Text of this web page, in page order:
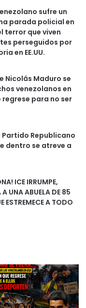
sufre un
parada policial en
terror que viven
perseguidos por
en EE.UU.
Nicolás Maduro se
venezolanos en
regrese para no ser
Republicano
dentro se atreve a
ICE IRRUMPE,
A UNA ABUELA DE 85
ESTREMECE A TODO